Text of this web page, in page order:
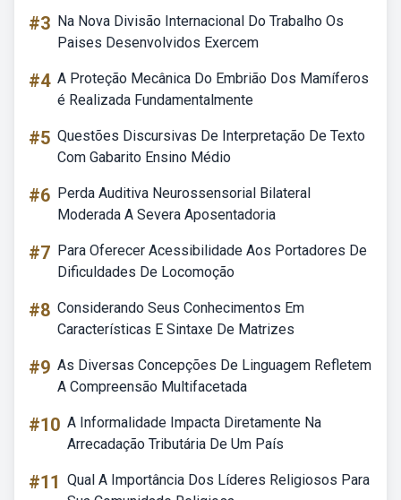
#3 Na Nova Divisão Internacional Do Trabalho Os
Paises Desenvolvidos Exercem
#4 A Proteção Mecânica Do Embrião Dos Mamíferos
é Realizada Fundamentalmente
#5 Questões Discursivas De Interpretação De Texto
Com Gabarito Ensino Médio
#6 Perda Auditiva Neurossensorial Bilateral
Moderada A Severa Aposentadoria
#7 Para Oferecer Acessibilidade Aos Portadores De
Dificuldades De Locomoção
#8 Considerando Seus Conhecimentos Em
Características E Sintaxe De Matrizes
#9 As Diversas Concepções De Linguagem Refletem
A Compreensão Multifacetada
#10 A Informalidade Impacta Diretamente Na
Arrecadação Tributária De Um País
#11 Qual A Importância Dos Líderes Religiosos Para